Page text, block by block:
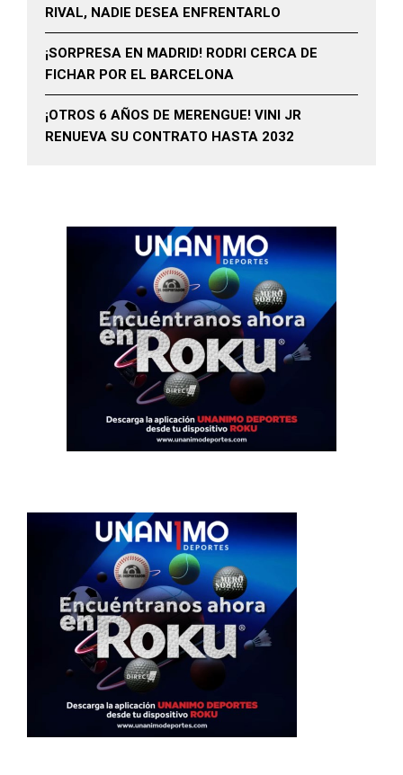
RIVAL, NADIE DESEA ENFRENTARLO
¡SORPRESA EN MADRID! RODRI CERCA DE
FICHAR POR EL BARCELONA
¡OTROS 6 AÑOS DE MERENGUE! VINI JR
RENUEVA SU CONTRATO HASTA 2032